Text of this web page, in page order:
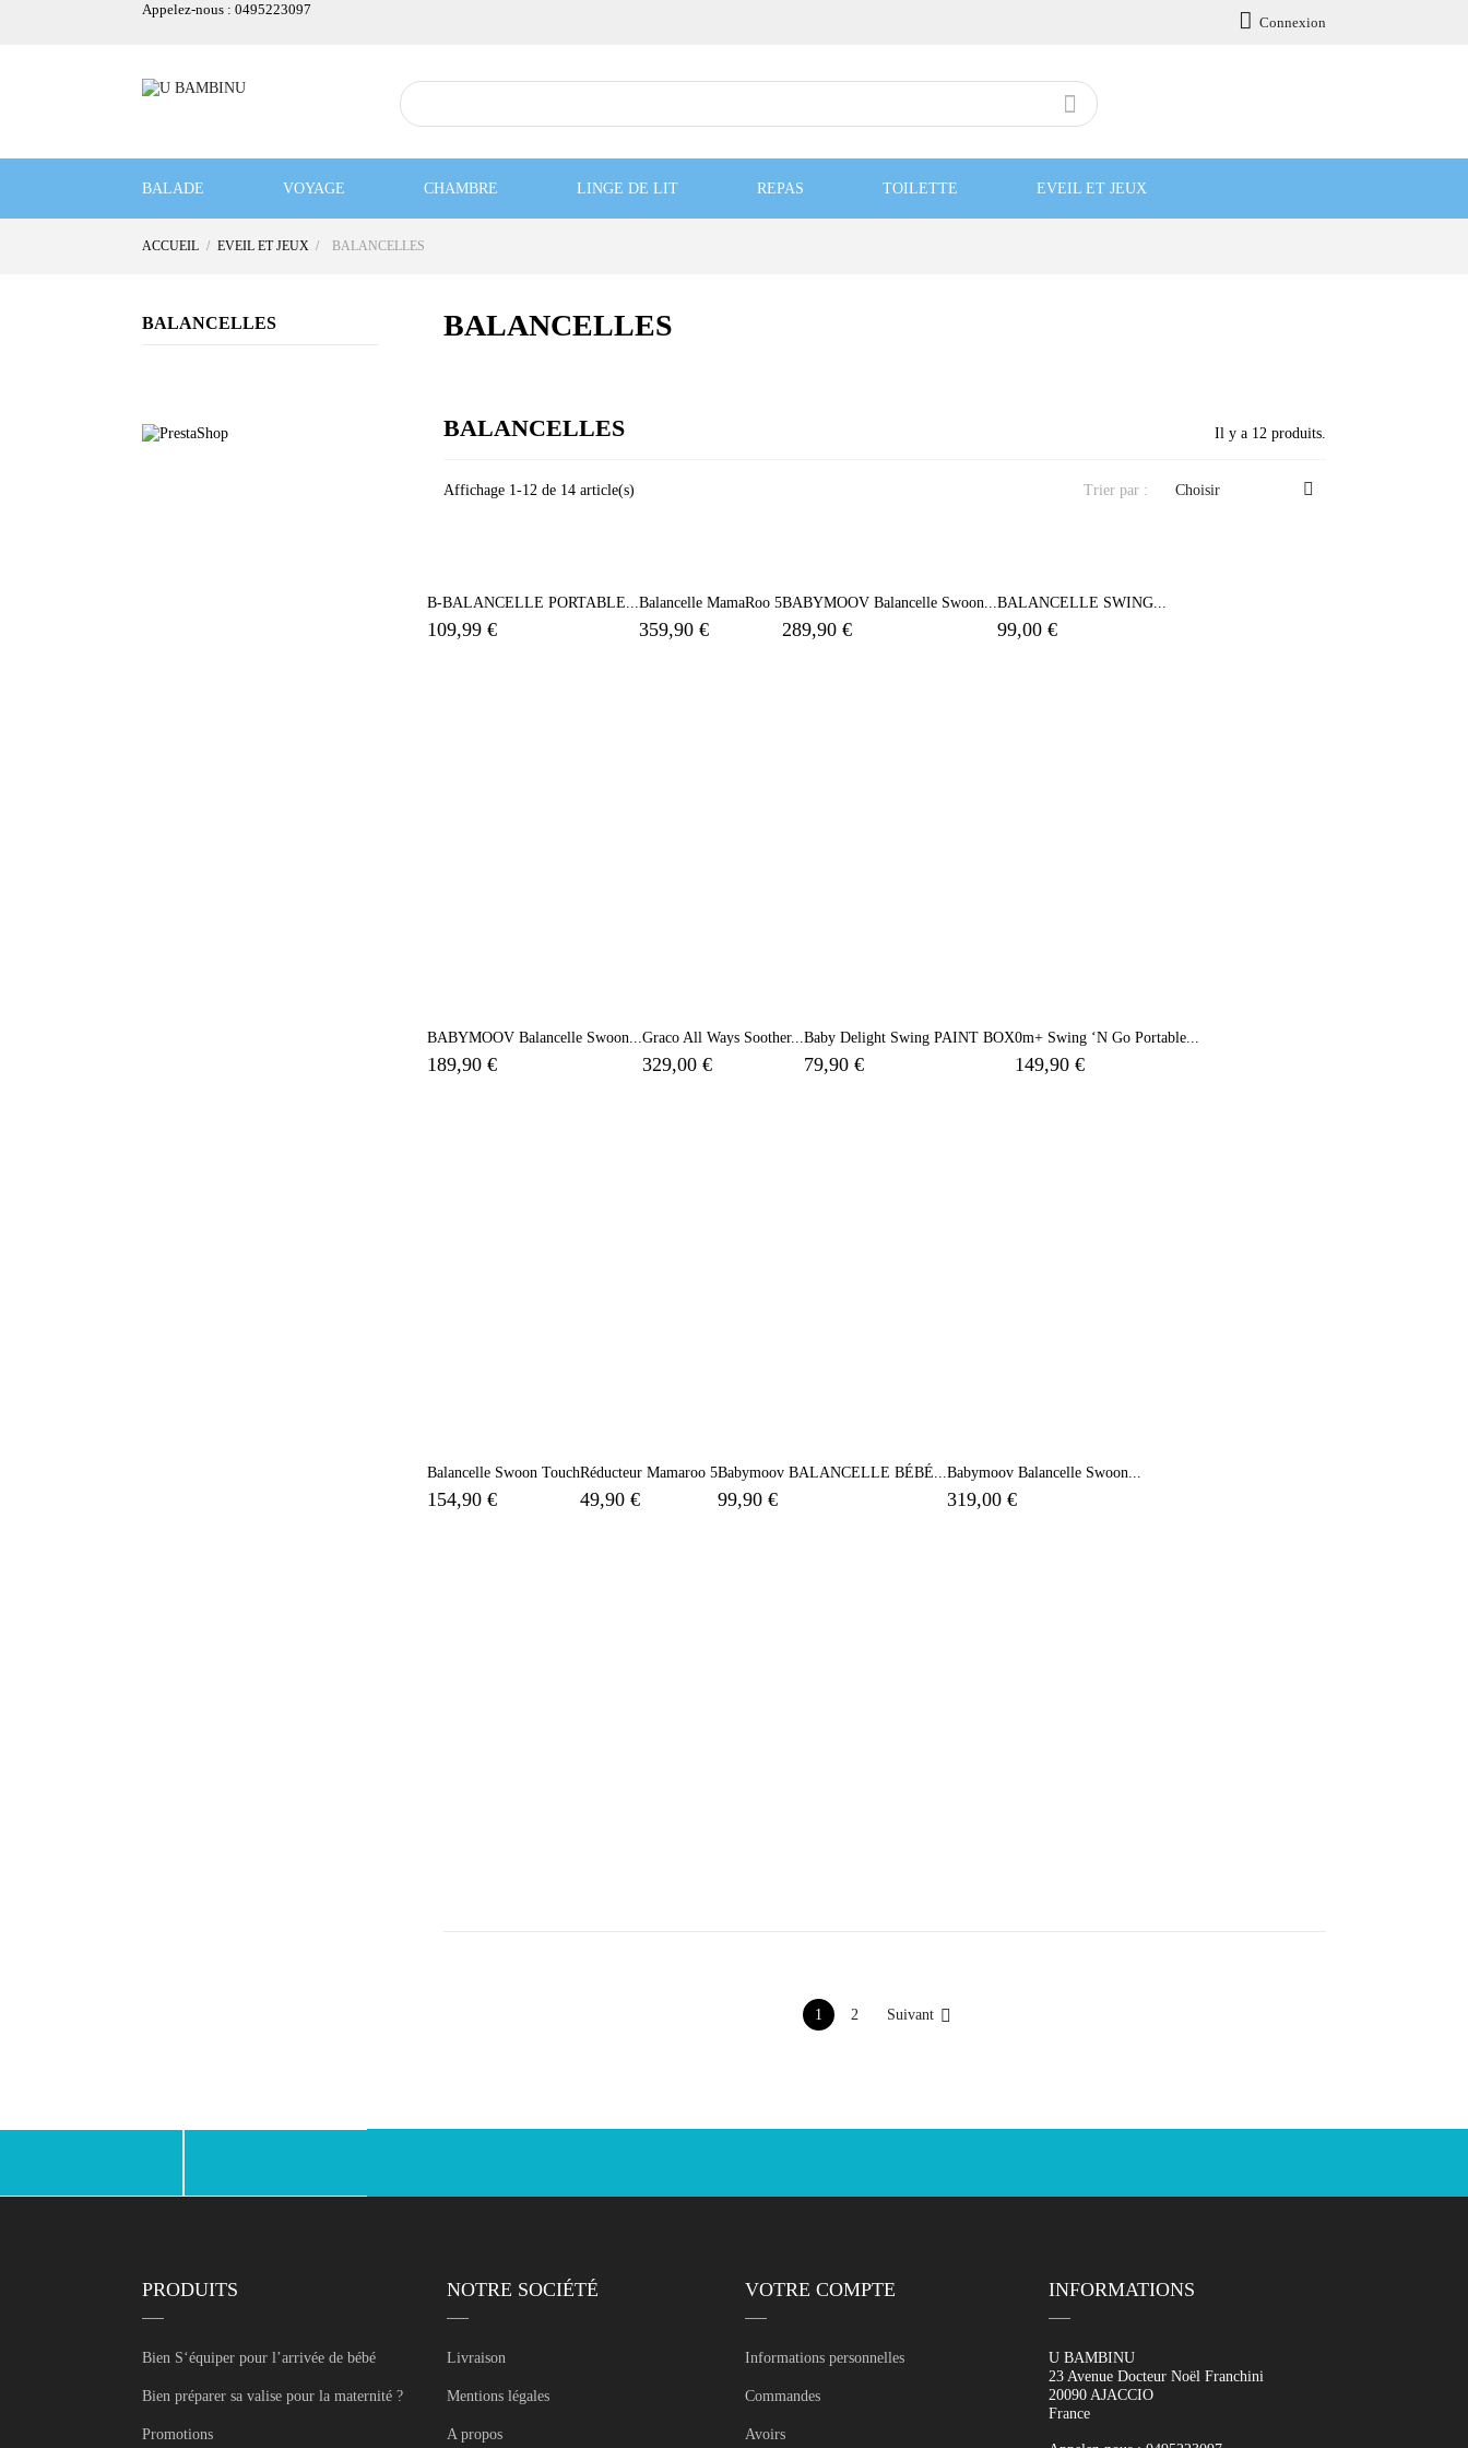
Appelez-nous : 0495223097  Connexion

BALADE VOYAGE CHAMBRE LINGE DE LIT REPAS TOILETTE EVEIL ET JEUX
BON PLAN Notre sélection
ACCUEIL EVEIL ET JEUX BALANCELLES
BALANCELLES BALANCELLES
BALANCELLES Il y a 12 produits.
Affichage 1-12 de 14 article(s) Trier par : Choisir 
B-BALANCELLE PORTABLE...
109,99 €
Balancelle MamaRoo 5
359,90 €
BABYMOOV Balancelle Swoon...
289,90 €
BALANCELLE SWING...
99,00 €
BABYMOOV Balancelle Swoon...
189,90 €
Graco All Ways Soother...
329,00 €
Baby Delight Swing PAINT BOX
79,90 €
0m+ Swing ‘n Go Portable...
149,90 €
Balancelle Swoon Touch
154,90 €
Réducteur Mamaroo 5
49,90 €
Babymoov BALANCELLE BÉBÉ...
99,90 €
Babymoov Balancelle Swoon...
319,00 €
1 2 Suivant 
PRODUITS
Bien S‘équiper pour l’arrivée de bébé
Bien préparer sa valise pour la maternité ?
Promotions
NOTRE SOCIÉTÉ
Livraison
Mentions légales
A propos
VOTRE COMPTE
Informations personnelles
Commandes
Avoirs
INFORMATIONS
U BAMBINU
23 Avenue Docteur Noël Franchini
20090 AJACCIO
France